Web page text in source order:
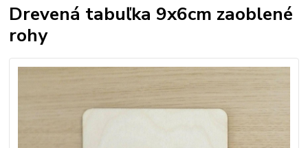
Drevená tabuľka 9x6cm zaoblené
rohy